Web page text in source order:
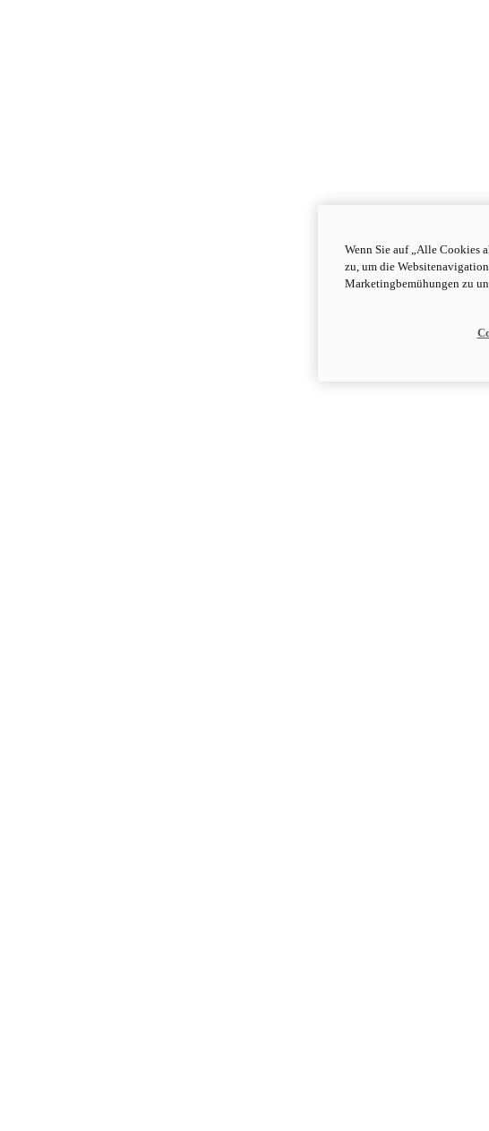
Wenn Sie auf „Alle Cookies
zu, um die
Marketingbemühungen zu